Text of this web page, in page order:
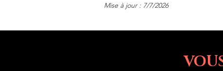
Mise à jour : 7/7/2026